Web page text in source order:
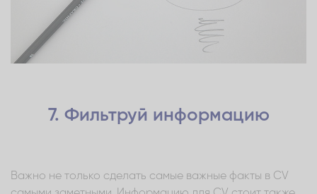
7. Фильтруй информацию
Важно не только сделать самые важные факты в CV